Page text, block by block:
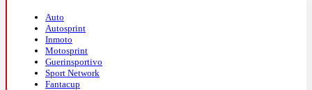
Auto
Autosprint
Inmoto
Motosprint
Guerinsportivo
Sport Network
Fantacup